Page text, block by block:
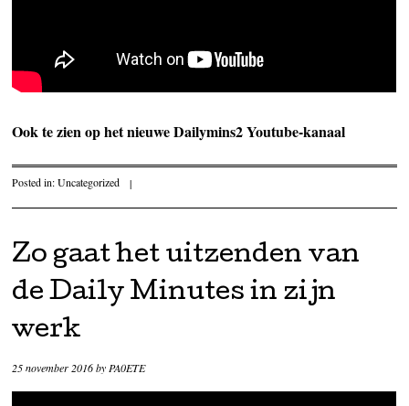
Ook te zien op het nieuwe Dailymins2 Youtube-kanaal
Posted in:Uncategorized |
Zo gaat het uitzenden van
de Daily Minutes in zijn
werk
25 november 2016byPA0ETE